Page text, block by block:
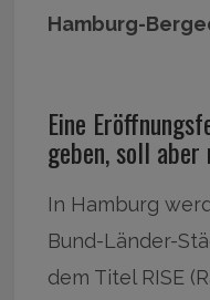
Hamburg-
Eine
geben, soll
In Hamburg
Bund-Länder-
dem Titel RISE